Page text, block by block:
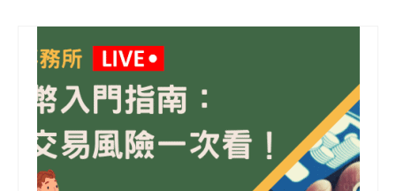
代書貸款
精選知識
銀行貸款
其他貸款